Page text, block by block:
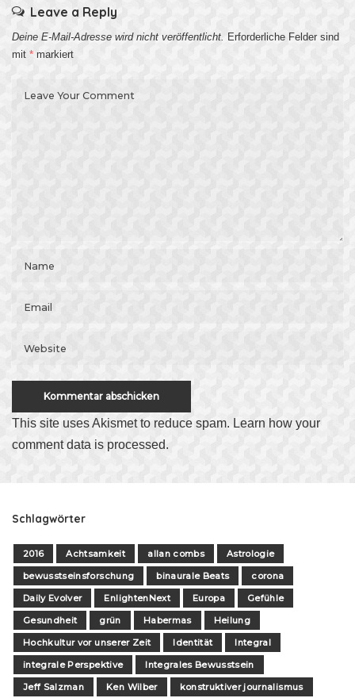
Leave a Reply
Deine E-Mail-Adresse wird nicht veröffentlicht. Erforderliche Felder sind
mit * markiert
This site uses Akismet to reduce spam. Learn how your
comment data is processed.
Schlagwörter
2016 Achtsamkeit allan combs
Astrologie
bewusstseinsforschung
binaurale Beats
corona
Daily Evolver
EnlightenNext Europa
Gefühle
Gesundheit
grün Habermas
Heilung
Hochkultur vor unserer Zeit
Identität
Integral
integrale Perspektive
Integrales Bewusstsein
Jeff Salzman
Ken Wilber
konstruktiver journalismus